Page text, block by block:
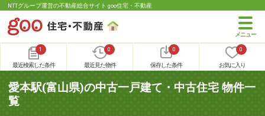
NTTグループ運営の不動産総合サイト goo住宅・不動産
1
最近検索した条件
0
最近見た物件
0
保存した条件
0
お気に入り
愛本駅(富山県)の中古一戸建て・中古住宅 物件一
覧